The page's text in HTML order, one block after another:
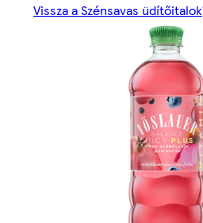
Vissza a Szénsavas üdítőitalok